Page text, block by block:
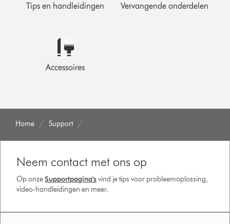
Tips en handleidingen Vervangende onderdelen
Accessoires
Home Support
Neem contact met ons op
Op onzeSupportpagina'svind je tips voor probleemoplossing,
video-handleidingen en meer.